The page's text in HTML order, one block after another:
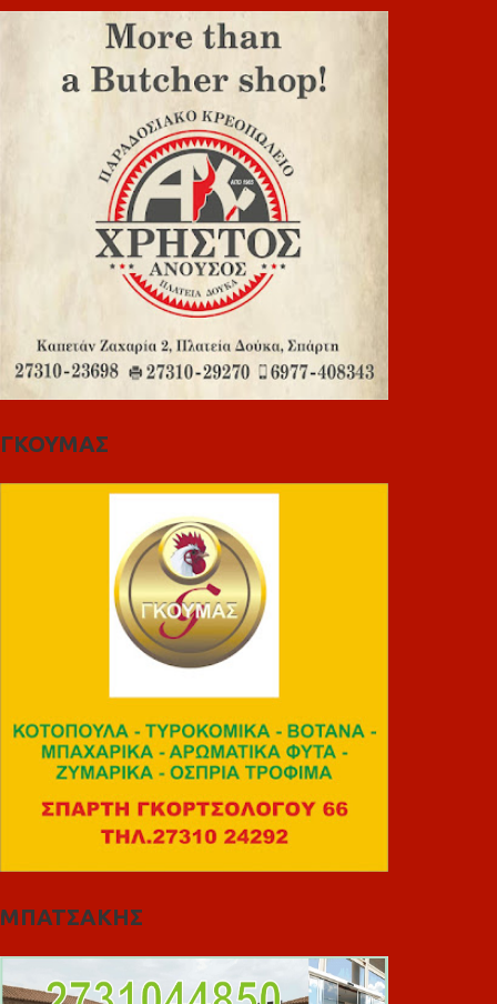
ΓΚΟΥΜΑΣ
ΜΠΑΤΣΑΚΗΣ